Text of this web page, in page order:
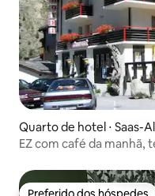
Quarto de hotel ⋅ Saas-
EZ com café da manhã,